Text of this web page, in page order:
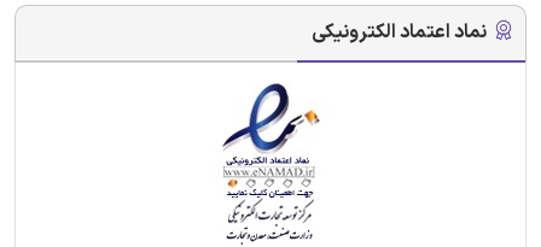
نماد اعتماد الکترونیکی